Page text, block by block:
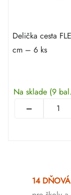
Delička cesta
cm – 6 ks
Na sklade (9
14